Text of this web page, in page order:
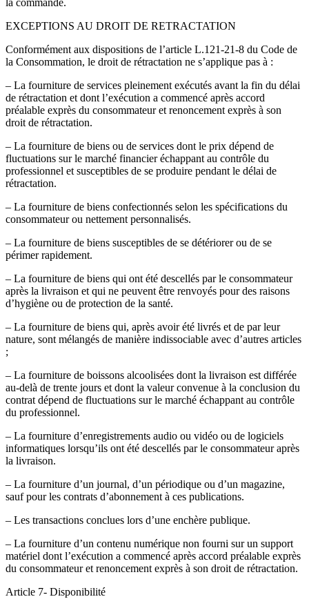
EXCEPTIONS AU DROIT DE RETRACTATION
Conformément aux dispositions de l’article L.121-21-8 du Code de
la Consommation, le droit de rétractation ne s’applique pas à :
– La fourniture de services pleinement exécutés avant la fin du délai
de rétractation et dont l’exécution a commencé après accord
préalable exprès du consommateur et renoncement exprès à son
droit de rétractation.
– La fourniture de biens ou de services dont le prix dépend de
fluctuations sur le marché financier échappant au contrôle du
professionnel et susceptibles de se produire pendant le délai de
rétractation.
– La fourniture de biens confectionnés selon les spécifications du
consommateur ou nettement personnalisés.
– La fourniture de biens susceptibles de se détériorer ou de se
périmer rapidement.
– La fourniture de biens qui ont été descellés par le consommateur
après la livraison et qui ne peuvent être renvoyés pour des raisons
d’hygiène ou de protection de la santé.
– La fourniture de biens qui, après avoir été livrés et de par leur
nature, sont mélangés de manière indissociable avec d’autres articles
;
– La fourniture de boissons alcoolisées dont la livraison est différée
au-delà de trente jours et dont la valeur convenue à la conclusion du
contrat dépend de fluctuations sur le marché échappant au contrôle
du professionnel.
– La fourniture d’enregistrements audio ou vidéo ou de logiciels
informatiques lorsqu’ils ont été descellés par le consommateur après
la livraison.
– La fourniture d’un journal, d’un périodique ou d’un magazine,
sauf pour les contrats d’abonnement à ces publications.
– Les transactions conclues lors d’une enchère publique.
– La fourniture d’un contenu numérique non fourni sur un support
matériel dont l’exécution a commencé après accord préalable exprès
du consommateur et renoncement exprès à son droit de rétractation.
Article 7- Disponibilité